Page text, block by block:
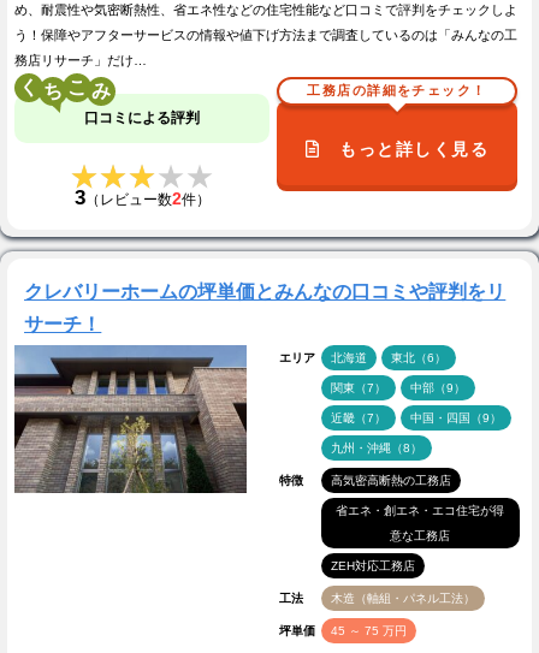
め、耐震性や気密断熱性、省エネ性などの住宅性能など口コミで評判をチェックしよ
う！保障やアフターサービスの情報や値下げ方法まで調査しているのは「みんなの工
務店リサーチ」だけ…
く こ
口コミによる評判
★★★★★
★★★★★
3（レビュー数2件）
工務店の詳細をチェック！
もっと詳しく見る
クレバリーホームの坪単価とみんなの口コミや評判をリ
サーチ！
エリア 北海道 東北（6）
関東（7） 中部（9）
近畿（7） 中国・四国（9）
九州・沖縄（8）
特徴 高気密高断熱の工務店
省エネ・創エネ・エコ住宅が得
意な工務店
ZEH対応工務店
工法 木造（軸組・パネル工法）
坪単価 45 ～ 75 万円